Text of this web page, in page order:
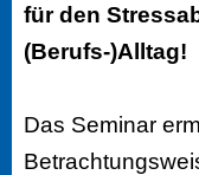
für den
(Berufs-)Alltag!
Das Seminar